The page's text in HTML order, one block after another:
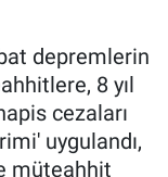
depremlerin
8 yıl
cezaları
uygulandı,
müteahhit